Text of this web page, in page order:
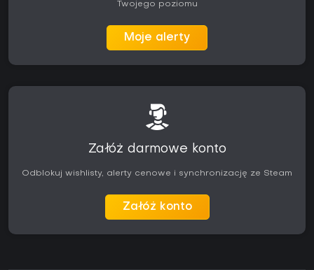
Twojego poziomu
Moje alerty
Załóż darmowe konto
Odblokuj wishlisty, alerty cenowe i synchronizację ze Steam
Załóż konto